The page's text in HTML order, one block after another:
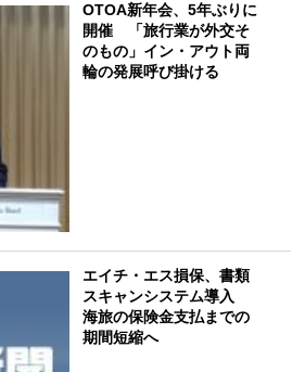
OTOA新年会、5年ぶりに
開催 「旅行業が外交そ
のもの」イン・アウト両
輪の発展呼び掛ける
エイチ・エス損保、書類
スキャンシステム導入
海旅の保険金支払までの
期間短縮へ